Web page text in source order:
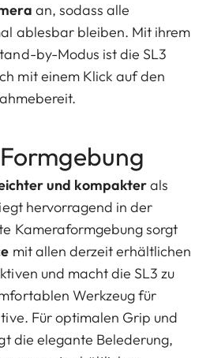
an, sodass alle
ablesbar bleiben. Mit ihrem
by-Modus ist die SL3
mit einem Klick auf den
und kompakterals
hervorragend in der
Kameraformgebung sorgt
mit allen derzeit erhältlichen
und macht die SL3 zu
Werkzeug für
Für optimalen Grip und
die elegante Belederung,